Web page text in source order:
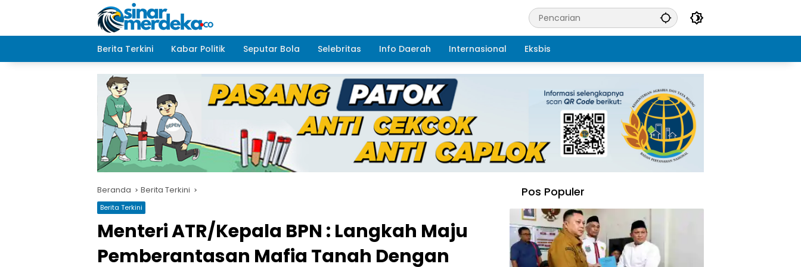
Berita Terkini
Kabar Politik Seputar Bola Selebritas Info Daerah Internasional Eksbis
Beranda Berita Terkini
Berita Terkini
Menteri ATR/Kepala BPN : Langkah Maju
Pemberantasan Mafia Tanah Dengan
Pos Populer